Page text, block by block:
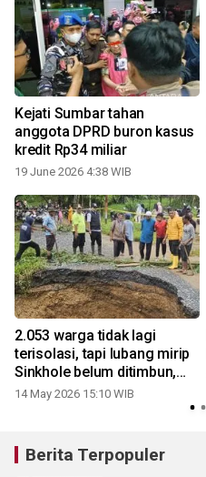
Kejati Sumbar tahan
anggota DPRD buron kasus
kredit Rp34 miliar
19 June 2026 4:38 WIB
2.053 warga tidak lagi
terisolasi, tapi lubang mirip
Sinkhole belum ditimbun,
DPRD kritisi kinerja BPBD
14 May 2026 15:10 WIB
Berita Terpopuler